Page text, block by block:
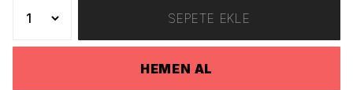
SEPETE EKLE
HEMEN AL